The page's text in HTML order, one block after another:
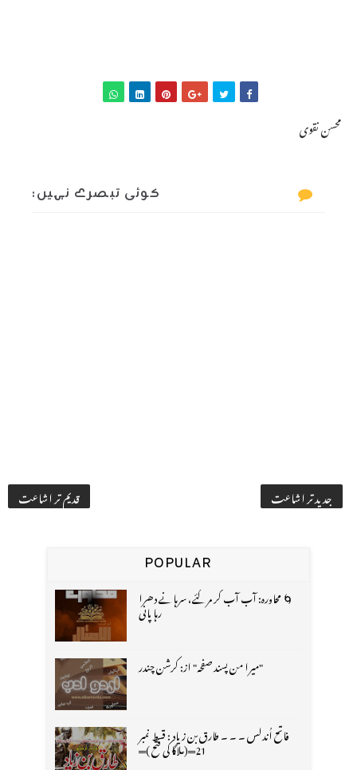
محسن نقوی
کوئی تبصرے نہیں:
جدید تر اشاعت قدیم تر اشاعت
POPULAR
🌀 محاورہ: آب آب کر مر گئے، سرہانے دھرا
رہا پانی
"میرا من پسند صفحہ" از: کرشن چندر
فاتح اُندلس ۔ ۔ ۔ طارق بن زیاد : قسط نمبر
21═(ملاگا کی فتح )═